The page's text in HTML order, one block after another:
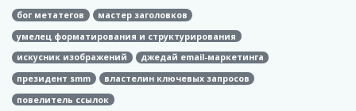
бог метатегов
мастер заголовков
умелец форматирования и структурирования
искусник изображений
джедай email-маркетинга
президент smm
властелин ключевых запросов
повелитель ссылок